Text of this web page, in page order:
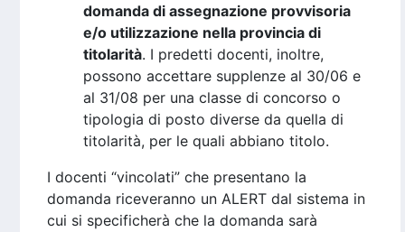
domanda di assegnazione provvisoria
e/o utilizzazione nella provincia di
titolarità. I predetti docenti, inoltre,
possono accettare supplenze al 30/06 e
al 31/08 per una classe di concorso o
tipologia di posto diverse da quella di
titolarità, per le quali abbiano titolo.
I docenti “vincolati” che presentano la
domanda riceveranno un ALERT dal sistema in
cui si specificherà che la domanda sarà